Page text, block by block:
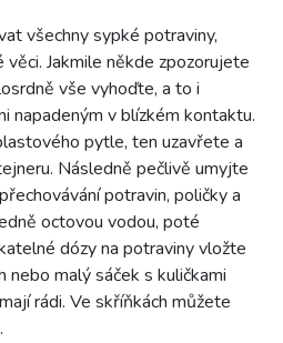
všechny sypké potraviny,
Jakmile někde zpozorujete
vše vyhoďte, a to i
napadeným v blízkém kontaktu.
pytle, ten uzavřete a
Následně pečlivě umyjte
potravin, poličky a
octovou vodou, poté
dózy na potraviny vložte
malý sáček s kuličkami
rádi. Ve skříňkách můžete